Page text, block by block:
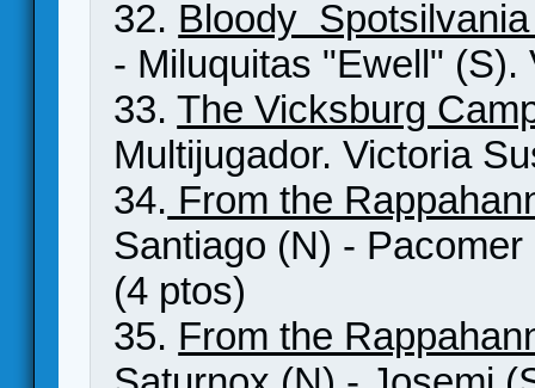
32. Bloody
- Miluquitas "Ewell"
33.The Vicksburg
Multijugador. Victoria
34. From the
Santiago (N) -
(4 ptos)
35. From the